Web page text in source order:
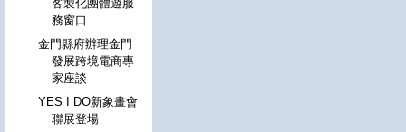
客製化團體遊服
務窗口
金門縣府辦理金門
發展跨境電商專
家座談
YES I DO新象畫會
聯展登場